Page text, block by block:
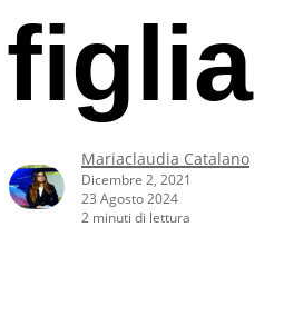
figlia
Mariaclaudia Catalano
Dicembre 2, 2021
23 Agosto 2024
2 minuti di lettura